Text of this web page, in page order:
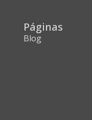
Páginas
Blog